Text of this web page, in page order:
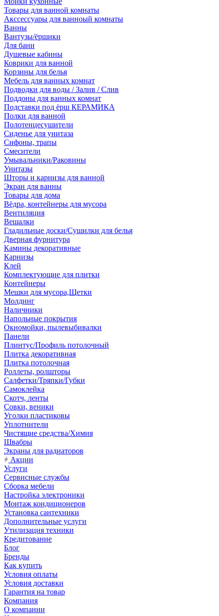
Товары для ванной комнаты
Акссессуары для ванноый комнаты
Ванны
Вантузы/ёршики
Для бани
Душевые кабины
Коврики для ванной
Корзины для белья
Мебель для ванных комнат
Подводки для воды / Залив / Слив
Поддоны для ванных комнат
Подставки под ёрш КЕРАМИКА
Полки для ванной
Полотенцесушители
Сиденье для унитаза
Сифоны, трапы
Смесители
Умывальники/Раковины
Унитазы
Шторы и карнизы для ванной
Экран для ванны
Товары для дома
Вёдра, контейнеры для мусора
Вентиляция
Вешалки
Гладильные доски/Сушилки для белья
Дверная фурнитура
Камины декоративные
Карнизы
Клей
Комплектующие для плитки
Контейнеры
Мешки для мусора,Щетки
Молдинг
Наличники
Напольные покрытия
Окномойки, пылевыбивалки
Панели
Плинтус/Профиль потолочный
Плитка декоративная
Плитка потолочная
Роллеты, ролшторы
Салфетки/Тряпки/Губки
Самоклейка
Скотч, ленты
Совки, веники
Уголки пластиковы
Уплотнители
Чистящие средства/Химия
Швабры
Экраны для радиаторов
Акции
Услуги
Сервисные службы
Сборка мебели
Настройка электроники
Монтаж кондиционеров
Установка сантехники
Дополнительные услуги
Утилизация техники
Кредитование
Блог
Бренды
Как купить
Условия оплаты
Условия доставки
Гарантия на товар
Компания
О компании